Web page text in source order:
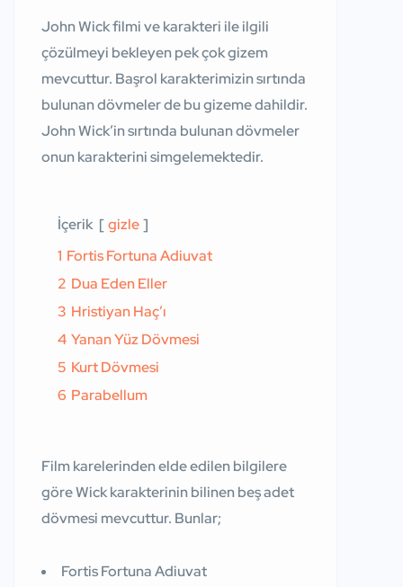
John Wick filmi ve karakteri ile ilgili
çözülmeyi bekleyen pek çok gizem
mevcuttur. Başrol karakterimizin sırtında
bulunan dövmeler de bu gizeme dahildir.
John Wick’in sırtında bulunan dövmeler
onun karakterini simgelemektedir.
İçerik
gizle
1 Fortis Fortuna Adiuvat
2 Dua Eden Eller
3 Hristiyan Haç’ı
4 Yanan Yüz Dövmesi
5 Kurt Dövmesi
6 Parabellum
Film karelerinden elde edilen bilgilere
göre Wick karakterinin bilinen beş adet
dövmesi mevcuttur. Bunlar;
Fortis Fortuna Adiuvat